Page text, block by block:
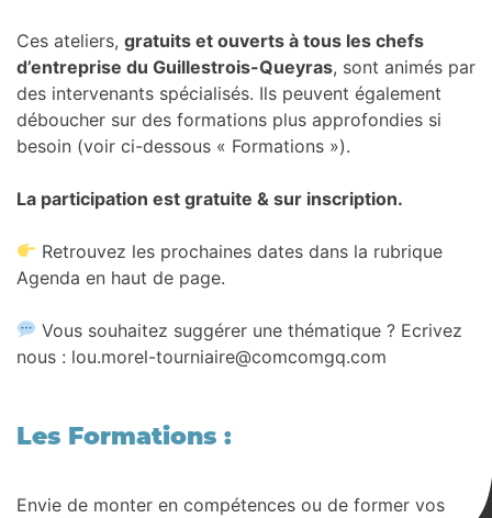
Ces ateliers, gratuits et ouverts à tous les chefs
d’entreprise du Guillestrois-Queyras, sont animés par
des intervenants spécialisés. Ils peuvent également
déboucher sur des formations plus approfondies si
besoin (voir ci-dessous « Formations »).
La participation est gratuite & sur inscription.
Retrouvez les prochaines dates dans la rubrique
Agenda en haut de page.
Vous souhaitez suggérer une thématique ? Ecrivez
nous : lou.morel-tourniaire@comcomgq.com
Les Formations :
Envie de monter en compétences ou de former vos